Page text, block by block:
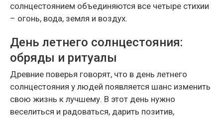
солнцестоянием объединяются все четыре стихии
– огонь, вода, земля и воздух.
День летнего солнцестояния:
обряды и ритуалы
Древние поверья говорят, что в день летнего
солнцестояния у людей появляется шанс изменить
свою жизнь к лучшему. В этот день нужно
веселиться и радоваться, дарить позитив,